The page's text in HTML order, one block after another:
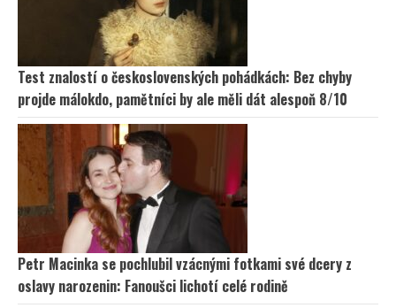
Test znalostí o československých pohádkách: Bez chyby
projde málokdo, pamětníci by ale měli dát alespoň 8/10
Petr Macinka se pochlubil vzácnými fotkami své dcery z
oslavy narozenin: Fanoušci lichotí celé rodině